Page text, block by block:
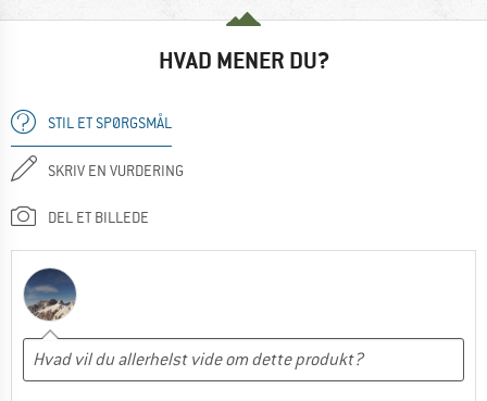
HVAD MENER DU?
STIL ET SPØRGSMÅL
SKRIV EN VURDERING
DEL ET BILLEDE